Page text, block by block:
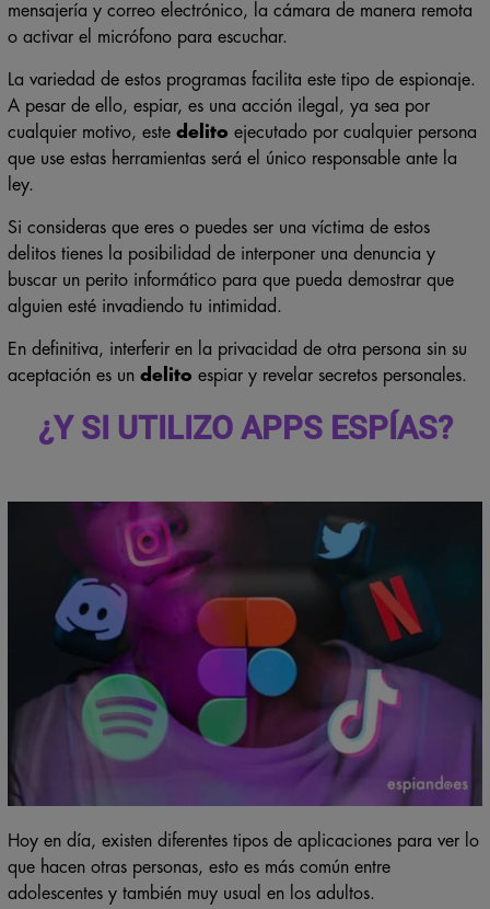
mensajería y correo electrónico, la cámara de manera remota
o activar el micrófono para escuchar.
La variedad de estos programas facilita este tipo de espionaje.
A pesar de ello, espiar, es una acción ilegal, ya sea por
cualquier motivo, este delito ejecutado por cualquier persona
que use estas herramientas será el único responsable ante la
ley.
Si consideras que eres o puedes ser una víctima de estos
delitos tienes la posibilidad de interponer una denuncia y
buscar un perito informático para que pueda demostrar que
alguien esté invadiendo tu intimidad.
En definitiva, interferir en la privacidad de otra persona sin su
aceptación es un delito espiar y revelar secretos personales.
¿Y SI UTILIZO APPS ESPÍAS?
Hoy en día, existen diferentes tipos de aplicaciones para ver lo
que hacen otras personas, esto es más común entre
adolescentes y también muy usual en los adultos.